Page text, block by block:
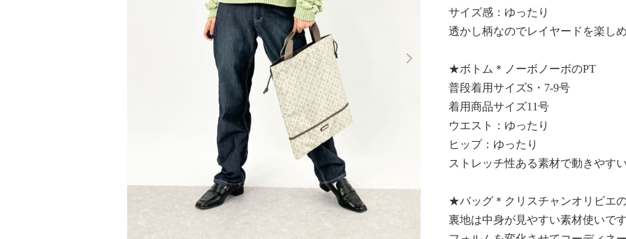
サイズ感：ゆったり
透かし柄なのでレイヤードを楽し
★ボトム＊ノーボノーボのPT
普段着用サイズS・7-9号
着用商品サイズ11号
ウエスト：ゆったり
ヒップ：ゆったり
ストレッチ性ある素材で動きやす
★バッグ＊クリスチャンオリビエ
裏地は中身が見やすい素材使いです